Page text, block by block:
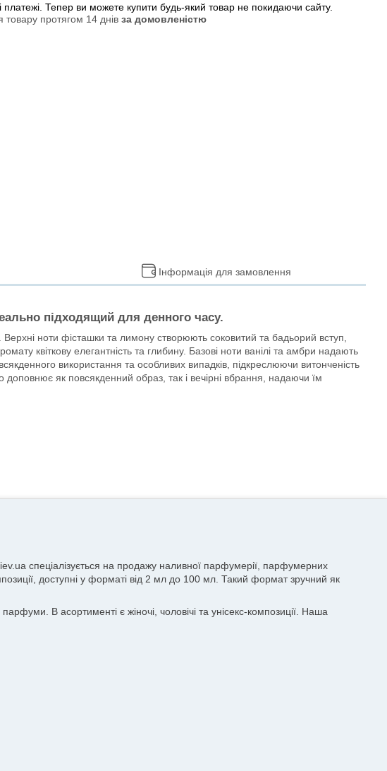
платежі. Тепер ви можете купити будь-який товар не покидаючи сайту.
товару протягом 14 днів за домовленістю
Інформація для замовлення
підходящий для денного часу.
ноти фісташки та лимону створюють соковитий та бадьорий вступ,
квіткову елегантність та глибину. Базові ноти ванілі та амбри надають
використання та особливих випадків, підкреслюючи витонченість
як повсякденний образ, так і вечірні вбрання, надаючи їм
спеціалізується на продажу наливної парфумерії, парфумерних
доступні у форматі від 2 мл до 100 мл. Такий формат зручний як
В асортименті є жіночі, чоловічі та унісекс-композиції. Наша